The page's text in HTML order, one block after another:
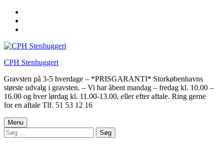
content
footer
CPH Stenhuggeri
Gravsten på 3-5 hverdage – *PRISGARANTI* Storkøbenhavns
største udvalg i gravsten. – Vi har åbent mandag – fredag kl. 10.00 –
16.00 og hver lørdag kl. 11.00-13.00, eller efter aftale. Ring gerne
for en aftale Tlf. 51 53 12 16
Menu
Søg
efter: